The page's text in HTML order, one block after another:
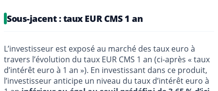
Sous-jacent : taux EUR CMS 1 an
L’investisseur est exposé au marché des taux euro à
travers l’évolution du taux EUR CMS 1 an (ci-après « taux
d’intérêt euro à 1 an »). En investissant dans ce produit,
l’investisseur anticipe un niveau du taux d’intérêt euro à